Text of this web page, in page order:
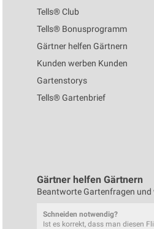
Tells® Club
Tells® Bonusprogramm
Gärtner helfen Gärtnern
Kunden werben Kunden
Gartenstorys
Tells® Gartenbrief
Gärtner helfen Gärtnern
Beantworte Gartenfragen und
Schneiden notwendig?
Ist es korrekt, dass man diesen